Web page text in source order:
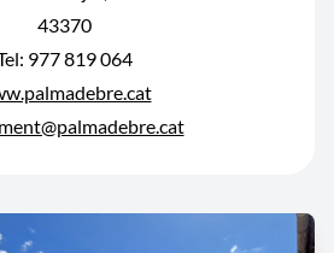
43370
977 819 064